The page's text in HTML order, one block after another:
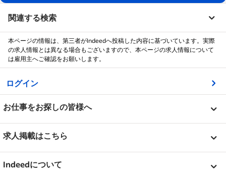
関連する検索
本ページの情報は、第三者がIndeedへ投稿した内容に基づいています。実際
の求人情報とは異なる場合もございますので、本ページの求人情報について
は雇用主へご確認をお願いします。
ログイン
お仕事をお探しの皆様へ
ヘルプセンター
求人掲載はこちら
求人を掲載
Indeedについて